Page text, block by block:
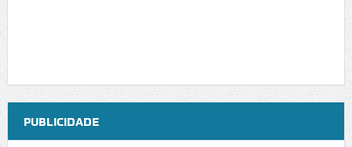
PUBLICIDADE